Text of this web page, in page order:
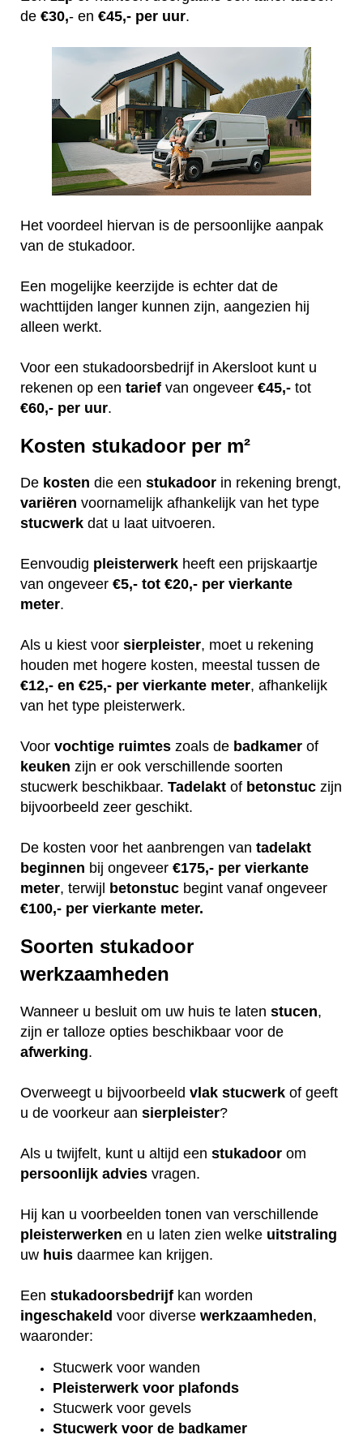
de €30,- en €45,- per uur.
Het voordeel hiervan is de persoonlijke aanpak
van de stukadoor.
Een mogelijke keerzijde is echter dat de
wachttijden langer kunnen zijn, aangezien hij
alleen werkt.
Voor een stukadoorsbedrijf in Akersloot kunt u
rekenen op een tarief van ongeveer €45,- tot
€60,- per uur.
Kosten stukadoor per m²
De kosten die een stukadoor in rekening brengt,
variëren voornamelijk afhankelijk van het type
stucwerk dat u laat uitvoeren.
Eenvoudig pleisterwerk heeft een prijskaartje
van ongeveer €5,- tot €20,- per vierkante
meter.
Als u kiest voor sierpleister, moet u rekening
houden met hogere kosten, meestal tussen de
€12,- en €25,- per vierkante meter, afhankelijk
van het type pleisterwerk.
Voor vochtige ruimtes zoals de badkamer of
keuken zijn er ook verschillende soorten
stucwerk beschikbaar. Tadelakt of betonstuc zijn
bijvoorbeeld zeer geschikt.
De kosten voor het aanbrengen van tadelakt
beginnen bij ongeveer €175,- per vierkante
meter, terwijl betonstuc begint vanaf ongeveer
€100,- per vierkante meter.
Soorten stukadoor
werkzaamheden
Wanneer u besluit om uw huis te laten stucen,
zijn er talloze opties beschikbaar voor de
afwerking.
Overweegt u bijvoorbeeld vlak stucwerk of geeft
u de voorkeur aan sierpleister?
Als u twijfelt, kunt u altijd een stukadoor om
persoonlijk advies vragen.
Hij kan u voorbeelden tonen van verschillende
pleisterwerken en u laten zien welke uitstraling
uw huis daarmee kan krijgen.
Een stukadoorsbedrijf kan worden
ingeschakeld voor diverse werkzaamheden,
waaronder:
Stucwerk voor wanden
Pleisterwerk voor plafonds
Stucwerk voor gevels
Stucwerk voor de badkamer